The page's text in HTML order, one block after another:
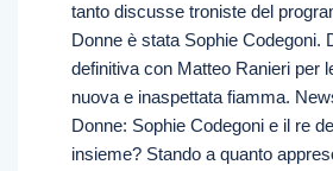
tanto discusse troniste del
Donne è stata Sophie Codegoni.
definitiva con Matteo Ranieri per
nuova e inaspettata fiamma.
Donne: Sophie Codegoni e il re
insieme? Stando a quanto